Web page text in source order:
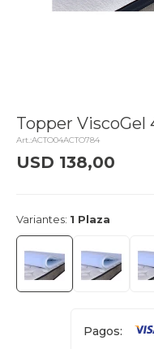
Topper ViscoGel
ACTO04ACTO784
USD 138,00
Variantes: 1 Plaza
Pagos: